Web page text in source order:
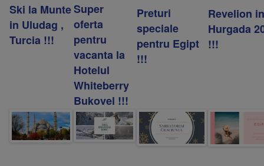
Ski la Munte
in Uludag ,
Turcia !!!
Super
oferta
pentru
vacanta la
Hotelul
Whiteberry
Bukovel !!!
Preturi
speciale
pentru Egipt
!!!
Revelion in
Hurgada
!!!